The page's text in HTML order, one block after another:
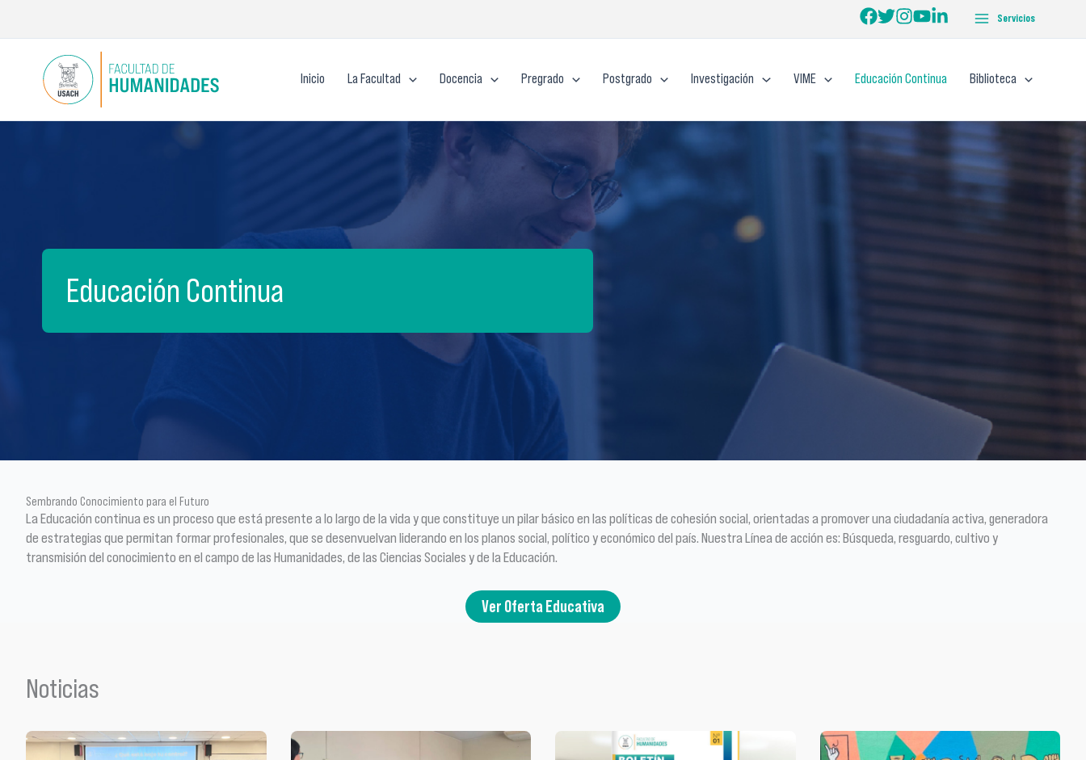
Servicios
Inicio La Facultad Docencia Pregrado Postgrado Investigación VIME Educación Continua Biblioteca
Educación Continua
Sembrando Conocimiento para el Futuro
La Educación continua es un proceso que está presente a lo largo de la vida y que constituye un pilar básico en las políticas de cohesión social, orientadas a promover una ciudadanía activa, generadora
de estrategias que permitan formar profesionales, que se desenvuelvan liderando en los planos social, político y económico del país. Nuestra Línea de acción es: Búsqueda, resguardo, cultivo y
transmisión del conocimiento en el campo de las Humanidades, de las Ciencias Sociales y de la Educación.
Ver Oferta Educativa
Noticias